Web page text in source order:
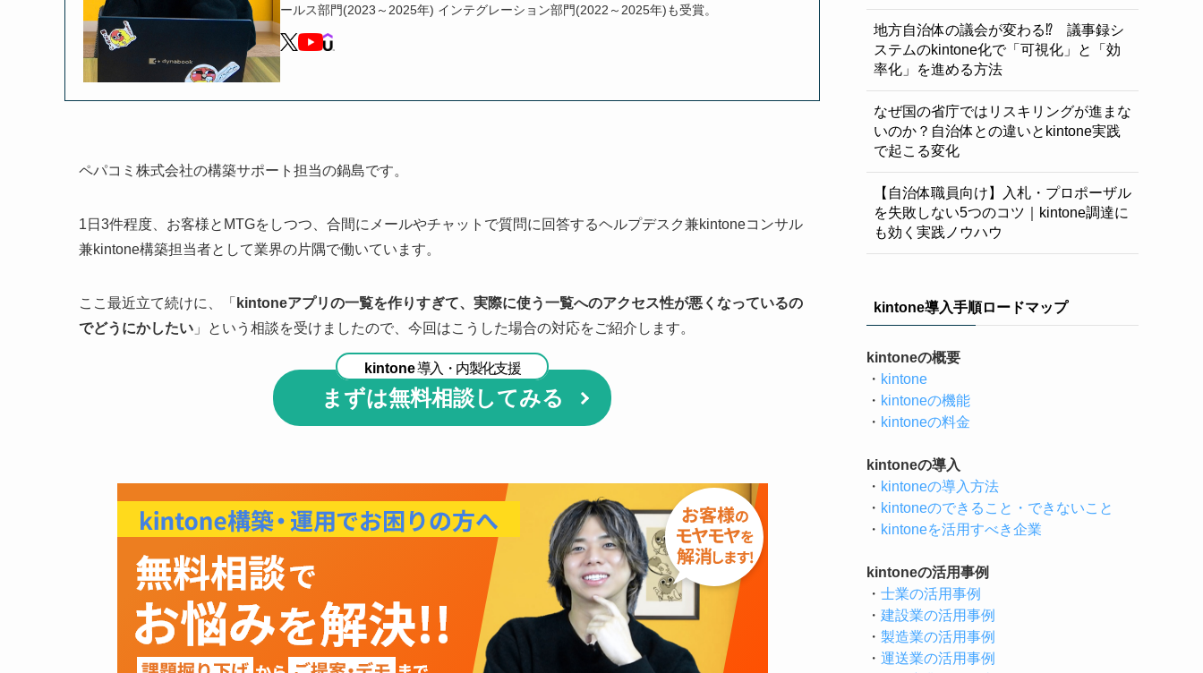
ールス部門(2023～2025年) インテグレーション部門(2022～2025年)も受賞。
ペパコミ株式会社の構築サポート担当の鍋島です。
1日3件程度、お客様とMTGをしつつ、合間にメールやチャットで質問に回答するヘルプデスク兼kintoneコンサル
兼kintone構築担当者として業界の片隅で働いています。
ここ最近立て続けに、「 kintoneアプリの一覧を作りすぎて、実際に使う一覧へのアクセス性が悪くなっているの
でどうにかしたい 」という相談を受けましたので、今回はこうした場合の対応をご紹介します。
kintone導入・内製化支援
まずは無料相談してみる
地方自治体の議会が変わる⁉ 議事録シ
ステムのkintone化で「可視化」と「効
率化」を進める方法
なぜ国の省庁ではリスキリングが進まな
いのか？自治体との違いとkintone実践
で起こる変化
【自治体職員向け】入札・プロポーザル
を失敗しない5つのコツ｜kintone調達に
も効く実践ノウハウ
kintone導入手順ロードマップ
kintoneの概要
・ kintone
・ kintoneの機能
・ kintoneの料金
kintoneの導入
・ kintoneの導入方法
・ kintoneのできること・できないこと
・ kintoneを活用すべき企業
kintoneの活用事例
・ 士業の活用事例
・ 建設業の活用事例
・ 製造業の活用事例
・ 運送業の活用事例